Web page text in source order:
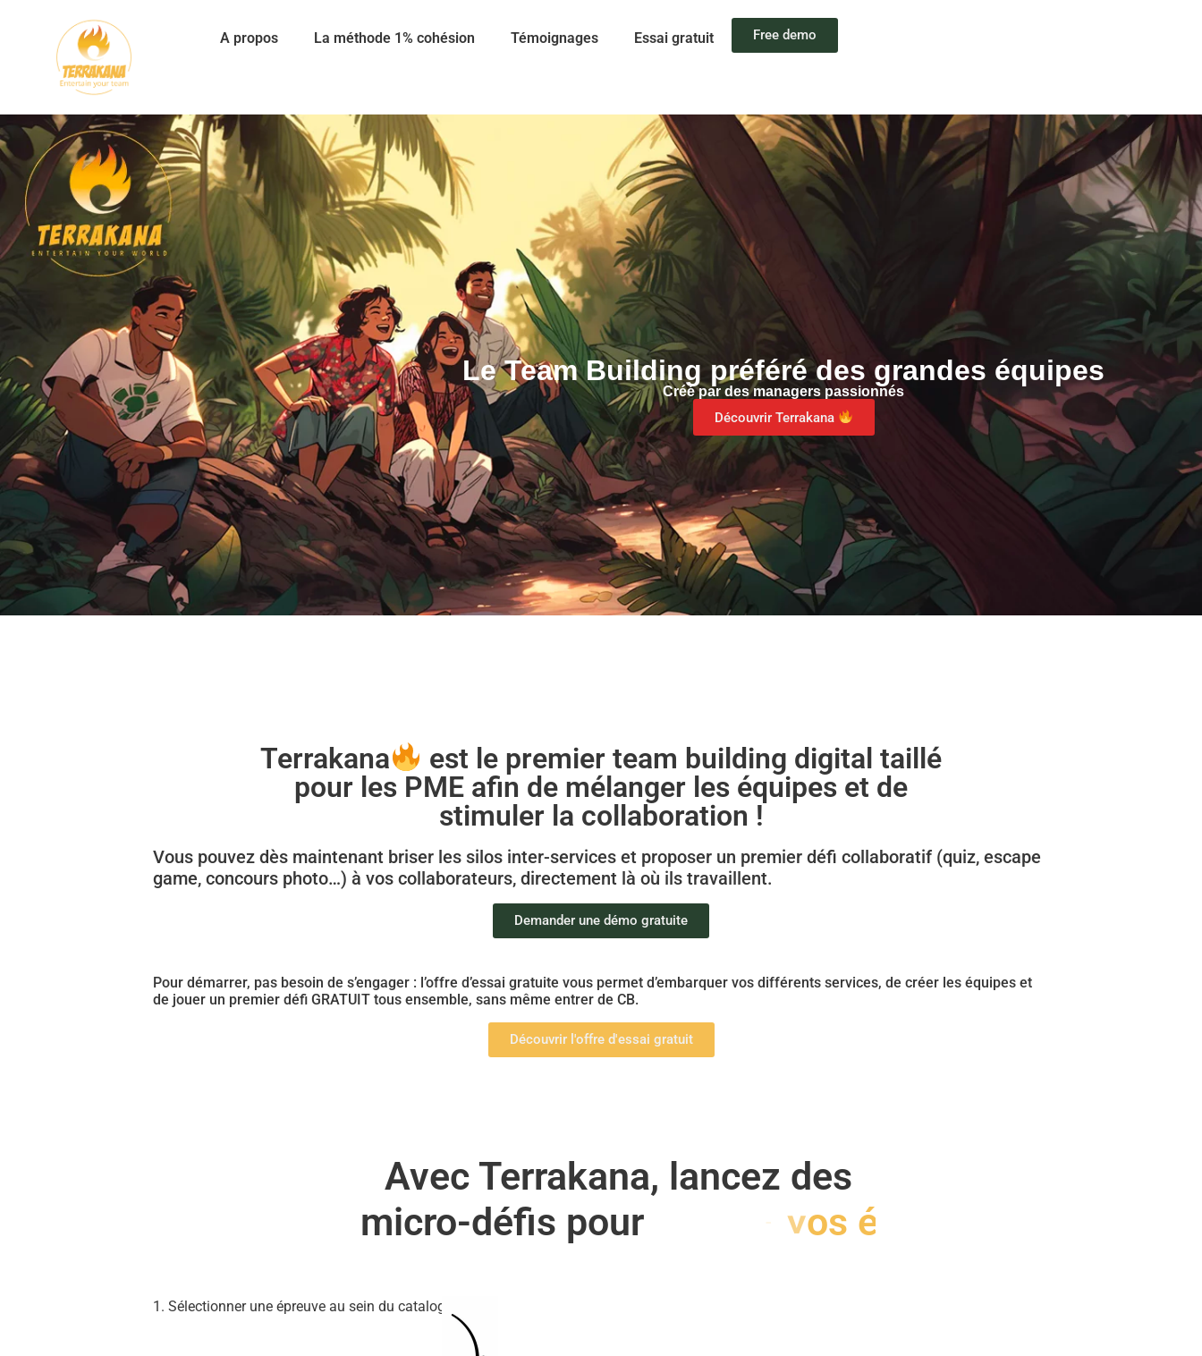
A propos La méthode 1% cohésion Témoignages Essai gratuit Free demo
Le Team Building préféré des grandes équipes
Créé par des managers passionnés
Découvrir Terrakana
Terrakana
est le premier team building digital taillé
pour les PME afin de mélanger les équipes et de
stimuler la collaboration !
Vous pouvez dès maintenant briser les silos inter-services et proposer un premier défi collaboratif (quiz, escape
game, concours photo…) à vos collaborateurs, directement là où ils travaillent.
Demander une démo gratuite
Pour démarrer, pas besoin de s’engager : l’offre d’essai gratuite vous permet d’embarquer vos différents services, de créer les équipes et
de jouer un premier défi GRATUIT tous ensemble, sans même entrer de CB.
Découvrir l'offre d'essai gratuit
Avec Terrakana, lancez des
micro-défis pour
1. Sélectionner une épreuve au sein du catalogue